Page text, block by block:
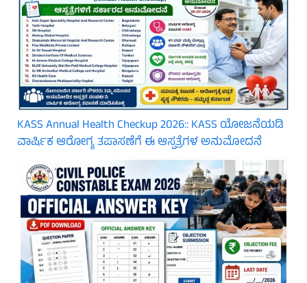
KASS Annual Health Checkup 2026:: KASS ಯೋಜನೆಯಡಿ
ವಾರ್ಷಿಕ ಆರೋಗ್ಯ ತಪಾಸಣೆಗೆ ಈ ಆಸ್ಪತ್ರೆಗಳ ಅನುಮೋದನೆ